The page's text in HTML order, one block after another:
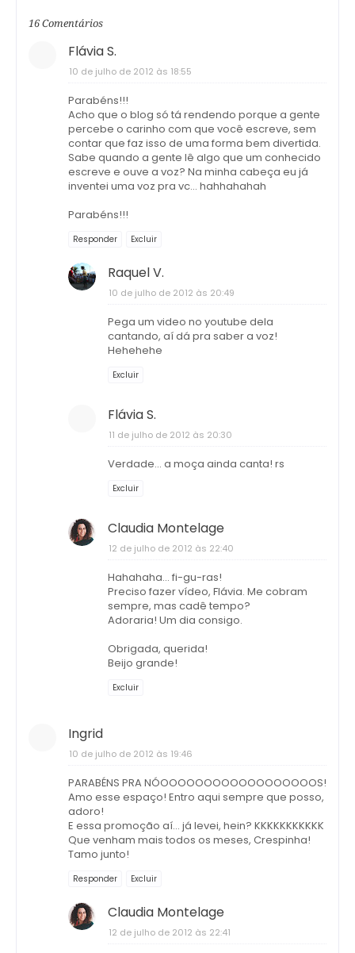
16 Comentários
Flávia S.
10 de julho de 2012 às 18:55
Parabéns!!!
Acho que o blog só tá rendendo porque a gente
percebe o carinho com que você escreve, sem
contar que faz isso de uma forma bem divertida.
Sabe quando a gente lê algo que um conhecido
escreve e ouve a voz? Na minha cabeça eu já
inventei uma voz pra vc... hahhahahah
Parabéns!!!
Responder Excluir
Raquel V.
10 de julho de 2012 às 20:49
Pega um video no youtube dela
cantando, aí dá pra saber a voz!
Hehehehe
Excluir
Flávia S.
11 de julho de 2012 às 20:30
Verdade... a moça ainda canta! rs
Excluir
Claudia Montelage
12 de julho de 2012 às 22:40
Hahahaha... fi-gu-ras!
Preciso fazer vídeo, Flávia. Me cobram
sempre, mas cadê tempo?
Adoraria! Um dia consigo.
Obrigada, querida!
Beijo grande!
Excluir
Ingrid
10 de julho de 2012 às 19:46
PARABÉNS PRA NÓOOOOOOOOOOOOOOOOOOS!
Amo esse espaço! Entro aqui sempre que posso,
adoro!
E essa promoção aí... já levei, hein? KKKKKKKKKKK
Que venham mais todos os meses, Crespinha!
Tamo junto!
Responder Excluir
Claudia Montelage
12 de julho de 2012 às 22:41